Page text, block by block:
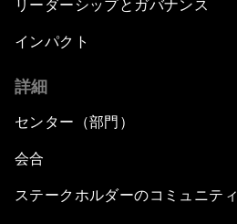
リーダーシップとガバナンス
インパクト
詳細
センター（部門）
会合
ステークホルダーのコミュニティ